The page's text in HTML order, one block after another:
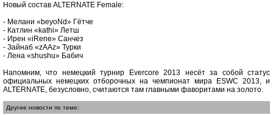
Новый состав ALTERNATE Female:
- Мелани «beyoNd» Гётче
- Катлин «kathi» Летш
- Ирен «iRene» Санчез
- Зайнаб «zAAz» Турки
- Лена «shushu» Бабич
Напомним, что немецкий турнир Evercore 2013 несёт за собой статус
официальных немецких отборочных на чемпионат мира ESWC 2013, и
ALTERNATE, безусловно, считаются там главными фаворитами на золото.
Другие новости по теме: